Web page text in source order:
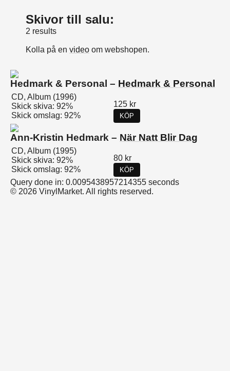
Skivor till salu:
2 results
Kolla på en video om webshopen.
Hedmark & Personal – Hedmark & Personal
CD, Album (1996)
Skick skiva: 92%
Skick omslag: 92%
125 kr
KÖP
Ann-Kristin Hedmark – När Natt Blir Dag
CD, Album (1995)
Skick skiva: 92%
Skick omslag: 92%
80 kr
KÖP
Query done in: 0.0095438957214355 seconds
© 2026 VinylMarket. All rights reserved.